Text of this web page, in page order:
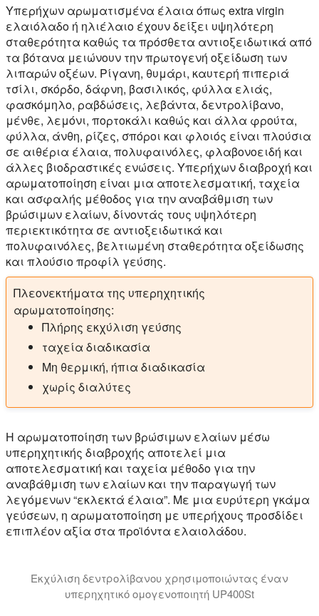
Υπερήχων αρωματισμένα έλαια όπως extra virgin
ελαιόλαδο ή ηλιέλαιο έχουν δείξει υψηλότερη
σταθερότητα καθώς τα πρόσθετα αντιοξειδωτικά από
τα βότανα μειώνουν την πρωτογενή οξείδωση των
λιπαρών οξέων. Ρίγανη, θυμάρι, καυτερή πιπεριά
τσίλι, σκόρδο, δάφνη, βασιλικός, φύλλα ελιάς,
φασκόμηλο, ραβδώσεις, λεβάντα, δεντρολίβανο,
μένθε, λεμόνι, πορτοκάλι καθώς και άλλα φρούτα,
φύλλα, άνθη, ρίζες, σπόροι και φλοιός είναι πλούσια
σε αιθέρια έλαια, πολυφαινόλες, φλαβονοειδή και
άλλες βιοδραστικές ενώσεις. Υπερήχων διαβροχή και
αρωματοποίηση είναι μια αποτελεσματική, ταχεία
και ασφαλής μέθοδος για την αναβάθμιση των
βρώσιμων ελαίων, δίνοντάς τους υψηλότερη
περιεκτικότητα σε αντιοξειδωτικά και
πολυφαινόλες, βελτιωμένη σταθερότητα οξείδωσης
και πλούσιο προφίλ γεύσης.
Πλεονεκτήματα της υπερηχητικής
αρωματοποίησης:
Πλήρης εκχύλιση γεύσης
ταχεία διαδικασία
Μη θερμική, ήπια διαδικασία
χωρίς διαλύτες
Η αρωματοποίηση των βρώσιμων ελαίων μέσω
υπερηχητικής διαβροχής αποτελεί μια
αποτελεσματική και ταχεία μέθοδο για την
αναβάθμιση των ελαίων και την παραγωγή των
λεγόμενων “εκλεκτά έλαια”. Με μια ευρύτερη γκάμα
γεύσεων, η αρωματοποίηση με υπερήχους προσδίδει
επιπλέον αξία στα προϊόντα ελαιολάδου.
Εκχύλιση δεντρολίβανου χρησιμοποιώντας έναν
υπερηχητικό ομογενοποιητή UP400St